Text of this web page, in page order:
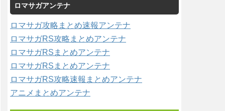
ゴ
リ
ー
ロマサガアンテナ
ロマサガ攻略まとめ速報アンテナ
ロマサガRS攻略まとめアンテナ
ロマサガRSまとめアンテナ
ロマサガRSまとめアンテナ
ロマサガRS攻略速報まとめアンテナ
アニメまとめアンテナ